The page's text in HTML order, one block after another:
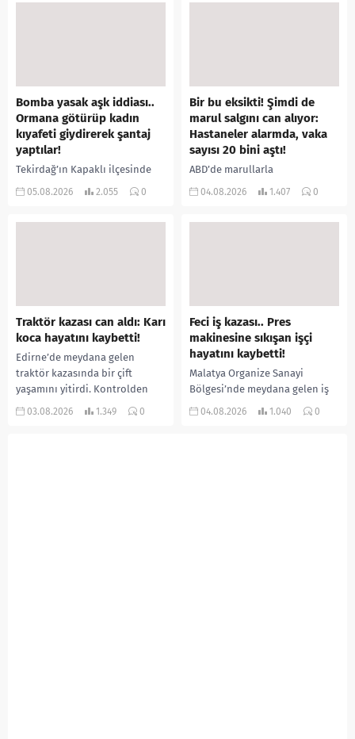
Bomba yasak aşk iddiası..
Ormana götürüp kadın
kıyafeti giydirerek şantaj
yaptılar!
Tekirdağ’ın Kapaklı ilçesinde
bir kişiyi, arkadaşının eşiyle
05.08.2026 2.055 0
Bir bu eksikti! Şimdi de
marul salgını can alıyor:
Hastaneler alarmda, vaka
sayısı 20 bini aştı!
ABD’de marullarla
ilişkilendirilen siklospora
04.08.2026 1.407 0
Traktör kazası can aldı: Karı
koca hayatını kaybetti!
Edirne’de meydana gelen
traktör kazasında bir çift
yaşamını yitirdi. Kontrolden
çıkarak devrilen traktörün
03.08.2026 1.349 0
Feci iş kazası.. Pres
makinesine sıkışan işçi
hayatını kaybetti!
Malatya Organize Sanayi
Bölgesi’nde meydana gelen iş
kazasında, pres makinesine
04.08.2026 1.040 0